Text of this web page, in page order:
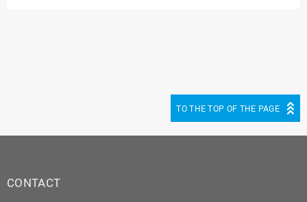
Recht
TO THE TOP OF THE PAGE
CONTACT